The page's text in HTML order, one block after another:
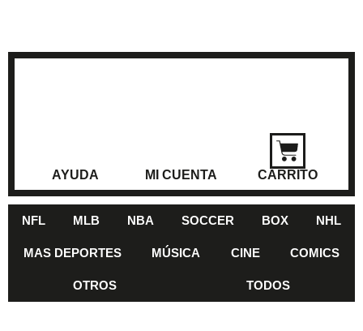
AYUDA MI CUENTA CARRITO
NFL MLB NBA SOCCER BOX NHL
MAS DEPORTES MÚSICA CINE COMICS
OTROS TODOS